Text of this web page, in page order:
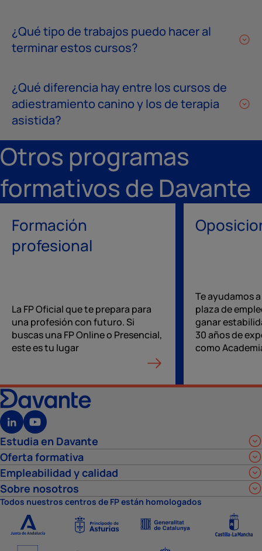
¿Qué tipo de trabajos puedo hacer al
terminar estos cursos?
¿Qué diferencia hay entre los cursos de
adiestramiento canino y los de terapia
asistida?
Otros programas
formativos de Davante
Formación
profesional
La FP Oficial que te prepara para
una profesión con futuro. Si
buscas una FP Online o Presencial,
este es tu lugar
Te ayudamos
plaza de
ganar
30 años de
como
Estudia en Davante
Oferta formativa
Empleabilidad y calidad
Sobre nosotros
Todos nuestros centros de FP están homologados